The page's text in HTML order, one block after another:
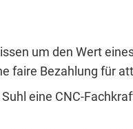
um den Wert
faire Bezahlung für
eine CNC-